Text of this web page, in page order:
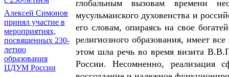
Алексей Симонов
принял участие в
мероприятиях,
посвященных 230-
летию
образования
ЦДУМ России
глобальным вызовам времени
мусульманского духовенства и
его словам, опираясь на свое
религиозного образования, имеет
этом шла речь во время визита
России. Несомненно, реализация